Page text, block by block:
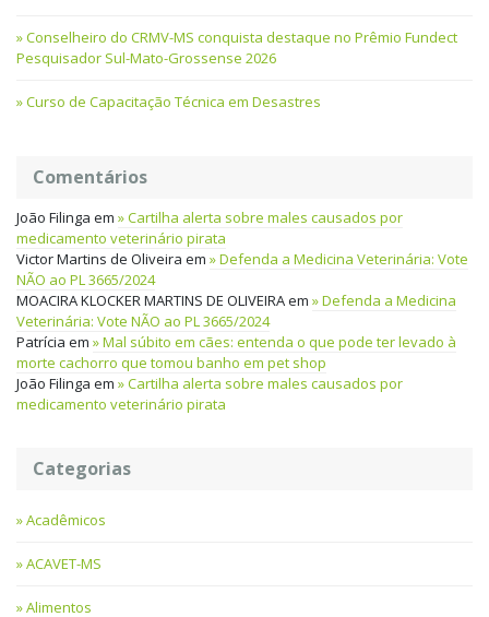
Conselheiro do CRMV-MS conquista destaque no Prêmio Fundect
Pesquisador Sul-Mato-Grossense 2026
Curso de Capacitação Técnica em Desastres
Comentários
João Filinga em
Cartilha alerta sobre males causados por
medicamento veterinário pirata
Victor Martins de Oliveira em
Defenda a Medicina Veterinária: Vote
NÃO ao PL 3665/2024
MOACIRA KLOCKER MARTINS DE OLIVEIRAem
Defenda a Medicina
Veterinária: Vote NÃO ao PL 3665/2024
Patrícia em
Mal súbito em cães: entenda o que pode ter levado à
morte cachorro que tomou banho em pet shop
João Filinga em
Cartilha alerta sobre males causados por
medicamento veterinário pirata
Categorias
Acadêmicos
ACAVET-MS
Alimentos